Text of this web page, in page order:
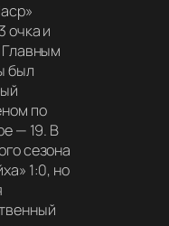
очка и
был
по
— 19. В
сезона
1:0, но